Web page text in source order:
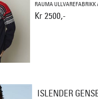
RAUMA ULLVAREFABRIKK
Kr 2500,-
ISLENDER